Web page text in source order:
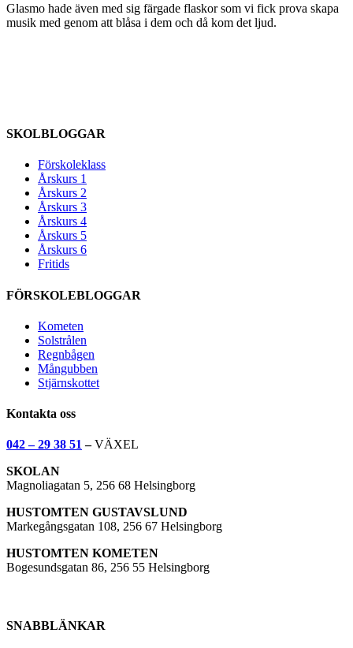
Glasmo hade även med sig färgade flaskor som vi fick prova skapa
musik med genom att blåsa i dem och då kom det ljud.
SKOLBLOGGAR
Förskoleklass
Årskurs 1
Årskurs 2
Årskurs 3
Årskurs 4
Årskurs 5
Årskurs 6
Fritids
FÖRSKOLEBLOGGAR
Kometen
Solstrålen
Regnbågen
Mångubben
Stjärnskottet
Kontakta oss
042 – 29 38 51–VÄXEL
SKOLAN
Magnoliagatan 5, 256 68 Helsingborg
HUSTOMTEN GUSTAVSLUND
Markegångsgatan 108, 256 67 Helsingborg
HUSTOMTEN KOMETEN
Bogesundsgatan 86, 256 55 Helsingborg
SNABBLÄNKAR